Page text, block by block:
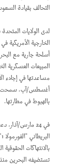
التحالف بقيادة
لدى الولايات
الخارجية الأمريكية
أسلحة جارية مع
المبيعات العسكرية
مساعدتها في إجلاء
أغسطس/آب، سمحت
بالهبوط في مطارتها.
في 24 مارس/آذار، دعت
بالانتهاكات
تستضيفه البحرين منذ